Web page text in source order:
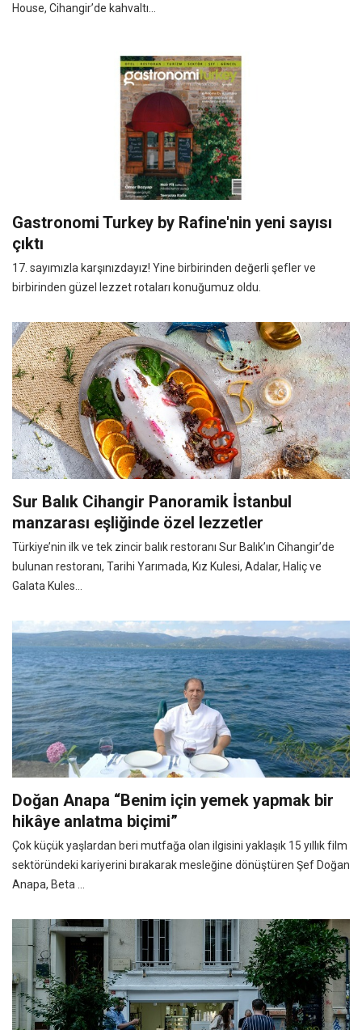
House, Cihangir’de kahvaltı...
Gastronomi Turkey by Rafine'nin yeni sayısı
çıktı
17. sayımızla karşınızdayız! Yine birbirinden değerli şefler ve
birbirinden güzel lezzet rotaları konuğumuz oldu.
Sur Balık Cihangir Panoramik İstanbul
manzarası eşliğinde özel lezzetler
Türkiye’nin ilk ve tek zincir balık restoranı Sur Balık’ın Cihangir’de
bulunan restoranı, Tarihi Yarımada, Kız Kulesi, Adalar, Haliç ve
Galata Kules...
Doğan Anapa “Benim için yemek yapmak bir
hikâye anlatma biçimi”
Çok küçük yaşlardan beri mutfağa olan ilgisini yaklaşık 15 yıllık film
sektöründeki kariyerini bırakarak mesleğine dönüştüren Şef Doğan
Anapa, Beta ...